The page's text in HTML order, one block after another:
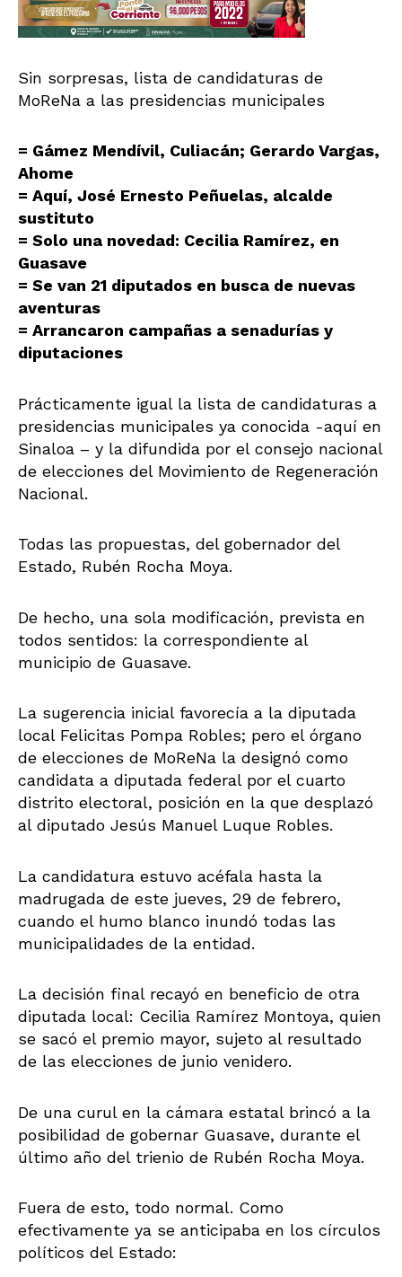
Sin sorpresas, lista de candidaturas de
MoReNa a las presidencias municipales
= Gámez Mendívil, Culiacán; Gerardo Vargas,
Ahome
= Aquí, José Ernesto Peñuelas, alcalde
sustituto
= Solo una novedad: Cecilia Ramírez, en
Guasave
= Se van 21 diputados en busca de nuevas
aventuras
= Arrancaron campañas a senadurías y
diputaciones
Prácticamente igual la lista de candidaturas a
presidencias municipales ya conocida -aquí en
Sinaloa – y la difundida por el consejo nacional
de elecciones del Movimiento de Regeneración
Nacional.
Todas las propuestas, del gobernador del
Estado, Rubén Rocha Moya.
De hecho, una sola modificación, prevista en
todos sentidos: la correspondiente al
municipio de Guasave.
La sugerencia inicial favorecía a la diputada
local Felicitas Pompa Robles; pero el órgano
de elecciones de MoReNa la designó como
candidata a diputada federal por el cuarto
distrito electoral, posición en la que desplazó
al diputado Jesús Manuel Luque Robles.
La candidatura estuvo acéfala hasta la
madrugada de este jueves, 29 de febrero,
cuando el humo blanco inundó todas las
municipalidades de la entidad.
La decisión final recayó en beneficio de otra
diputada local: Cecilia Ramírez Montoya, quien
se sacó el premio mayor, sujeto al resultado
de las elecciones de junio venidero.
De una curul en la cámara estatal brincó a la
posibilidad de gobernar Guasave, durante el
último año del trienio de Rubén Rocha Moya.
Fuera de esto, todo normal. Como
efectivamente ya se anticipaba en los círculos
políticos del Estado: